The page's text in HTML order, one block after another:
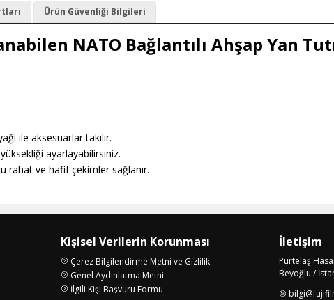
Ürün Güvenliği Bilgileri
NATO Bağlantılı Ahşap Yan
ile aksesuarlar takılır.
ayarlayabilirsiniz.
rahat ve hafif çekimler sağlanır.
Kişisel Verilerin Korunması
Çerez Bilgilendirme Metni ve Gizlilik
Genel Aydınlatma Metni
İlgili Kişi Başvuru Formu
İletişim
Pürtelaş
Beyoğlu /